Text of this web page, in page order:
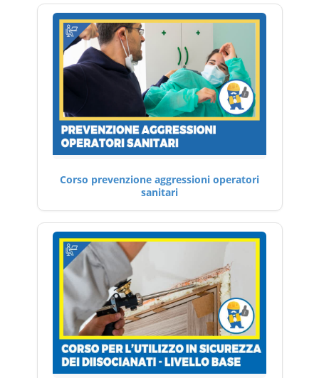
Corso prevenzione aggressioni operatori
sanitari